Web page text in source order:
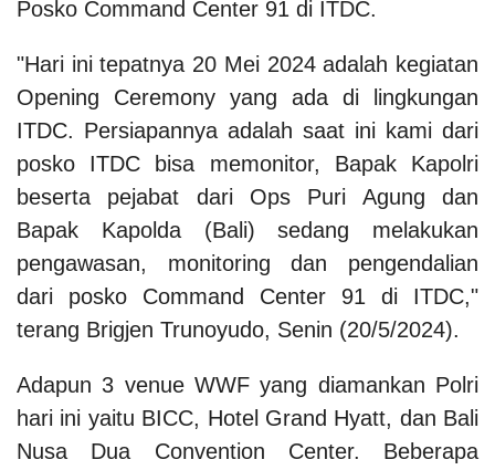
Posko Command Center 91 di ITDC.
"Hari ini tepatnya 20 Mei 2024 adalah kegiatan
Opening Ceremony yang ada di lingkungan
ITDC. Persiapannya adalah saat ini kami dari
posko ITDC bisa memonitor, Bapak Kapolri
beserta pejabat dari Ops Puri Agung dan
Bapak Kapolda (Bali) sedang melakukan
pengawasan, monitoring dan pengendalian
dari posko Command Center 91 di ITDC,"
terang Brigjen Trunoyudo, Senin (20/5/2024).
Adapun 3 venue WWF yang diamankan Polri
hari ini yaitu BICC, Hotel Grand Hyatt, dan Bali
Nusa Dua Convention Center. Beberapa